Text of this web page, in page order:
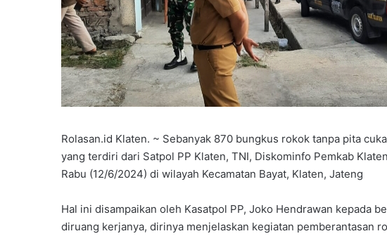
Rolasan.id Klaten. ~ Sebanyak 870 bungkus rokok tanpa pita
yang terdiri dari Satpol PP Klaten, TNI, Diskominfo Pemkab
Rabu (12/6/2024) di wilayah Kecamatan Bayat, Klaten, Jateng
Hal ini disampaikan oleh Kasatpol PP, Joko Hendrawan kepada
diruang kerjanya, dirinya menjelaskan kegiatan pemberantasan